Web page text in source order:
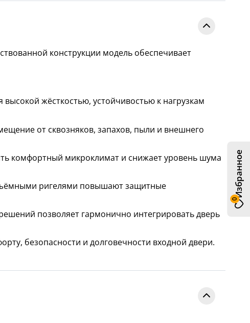
0
Избранное
конструкции модель обеспечивает
жёсткостью, устойчивостью к нагрузкам
от сквозняков, запахов, пыли и внешнего
комфортный микроклимат и снижает уровень шума
ригелями повышают защитные
позволяет гармонично интегрировать дверь
безопасности и долговечности входной двери.